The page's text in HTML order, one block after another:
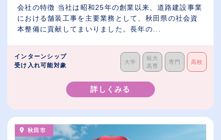
会社の特徴 当社は昭和25年の創業以来、道路建設事業
における舗装工事を主要業務として、秋田県の社会資
本整備に貢献してまいりました。長年の...
インターンシップ
受け入れ可能対象
大学
短大
高専
専門 高校
詳しくみる
秋田市